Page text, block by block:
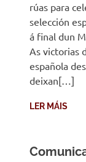
rúas para
selección
á final dun
As victorias
española
deixan[…]
LER MÁIS